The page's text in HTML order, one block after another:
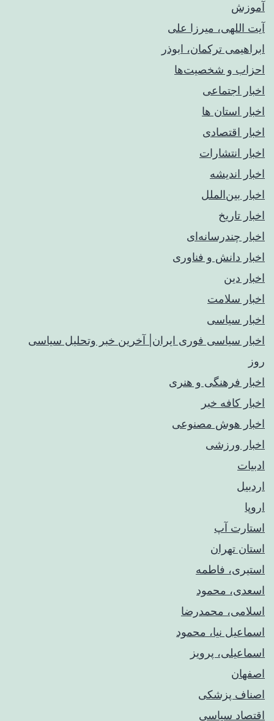
آموزش
آیت اللهی، میرزا علی
ابراهیمی ترکمان، ابوذر
احزاب و شخصیت‌ها
اخبار اجتماعی
اخبار استان ها
اخبار اقتصادی
اخبار انتشارات
اخبار اندیشه
اخبار بین‌الملل
اخبار تاریخ
اخبار چندرسانه‌ای
اخبار دانش و فناوری
اخبار دین
اخبار سلامت
اخبار سیاسی
اخبار سیاسی فوری ایران| آخرین خبر وتحلیل سیاسی
روز
اخبار فرهنگی و هنری
اخبار کافه خبر
اخبار هوش مصنوعی
اخبار ورزشی
ادبیات
اردبیل
اروپا
استارت آپ
استان تهران
استیری، فاطمه
اسعدی، محمود
اسلامی، محمدرضا
اسماعیل نیا، محمود
اسماعیلی، پرویز
اصفهان
اصناف پزشکی
اقتصاد سیاسی